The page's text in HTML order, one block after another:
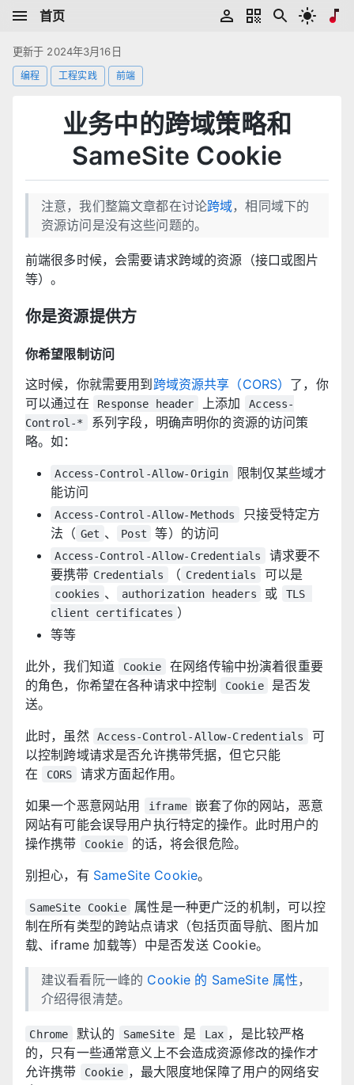
首页
更新于 2024年3月16日
编程 工程实践 前端
业务中的跨域策略和
SameSite Cookie
注意，我们整篇文章都在讨论跨域，相同域下的
资源访问是没有这些问题的。
前端很多时候，会需要请求跨域的资源（接口或图片
等）。
你是资源提供方
你希望限制访问
这时候，你就需要用到跨域资源共享（CORS） 了，你
可以通过在
Response header 上添加
Access-
Control-*
系列字段，明确声明你的资源的访问策
略。如：
Access-Control-Allow-Origin
限制仅某些域才
能访问
Access-Control-Allow-Methods
只接受特定方
法（ Get 、 Post 等）的访问
Access-Control-Allow-Credentials
请求要不
要携带 Credentials （ Credentials 可以是
cookies 、 authorization headers 或
TLS
client certificates ）
等等
此外，我们知道
Cookie
在网络传输中扮演着很重要
的角色，你希望在各种请求中控制
Cookie
是否发
送。
此时，虽然
Access-Control-Allow-Credentials
可
以控制跨域请求是否允许携带凭据，但它只能
在
CORS
请求方面起作用。
如果一个恶意网站用
iframe
嵌套了你的网站，恶意
网站有可能会误导用户执行特定的操作。此时用户的
操作携带
Cookie
的话，将会很危险。
别担心，有 SameSite Cookie。
SameSite Cookie
属性是一种更广泛的机制，可以控
制在所有类型的跨站点请求（包括页面导航、图片加
载、iframe 加载等）中是否发送 Cookie。
建议看看阮一峰的 Cookie 的 SameSite 属性 ，
介绍得很清楚。
Chrome 默认的 SameSite 是 Lax ，是比较严格
的，只有一些通常意义上不会造成资源修改的操作才
允许携带
Cookie ，最大限度地保障了用户的网络安